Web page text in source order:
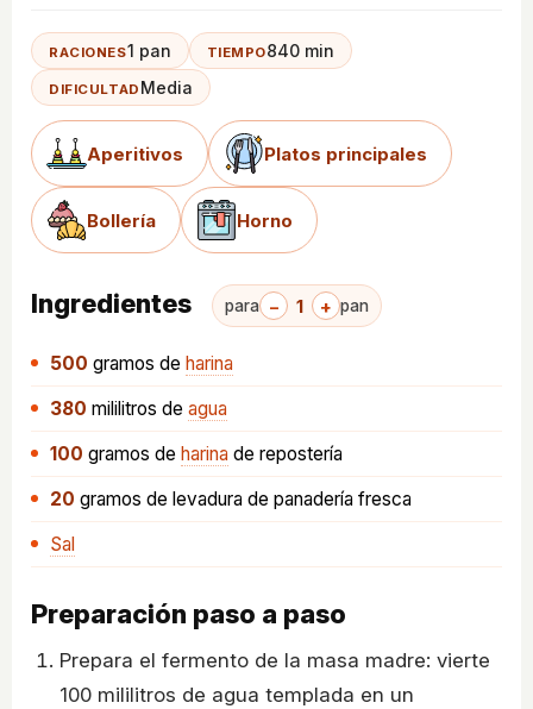
RACIONES1 pan TIEMPO840 min
DIFICULTAD Media
Aperitivos Platos principales
Bollería Horno
Ingredientes para − 1 + pan
500 gramos de harina
380 mililitros de agua
100 gramos de harina de repostería
20 gramos de levadura de panadería fresca
Sal
Preparación paso a paso
Prepara el fermento de la masa madre: vierte
100 mililitros de agua templada en un